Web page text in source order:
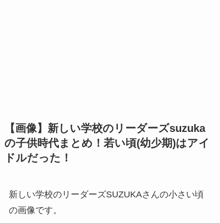
【画像】新しい学校のリーダーズsuzuka
の子供時代まとめ！若い頃(幼少期)はアイ
ドルだった！
新しい学校のリーダーズSUZUKAさんの小さい頃
の画像です。